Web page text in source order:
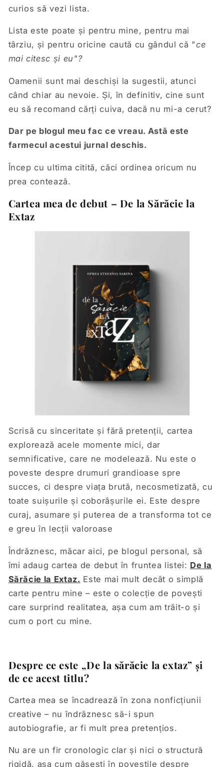
curios să vezi lista.
Lista este poate și pentru mine, pentru mai
târziu, și pentru oricine caută cu gândul că "ce
mai citesc și eu"?
Oamenii sunt mai deschiși la sugestii, atunci
când chiar au nevoie. Și, în definitiv, cine sunt
eu să recomand cărți cuiva, dacă nu mi-a cerut?
Dar pe blogul meu fac ce vreau. Astă este
farmecul acestui jurnal deschis.
Încep cu ultima citită, căci ordinea oricum nu
prea contează.
Cartea mea de debut – De la Sărăcie la
Extaz
Scrisă cu sinceritate și fără pretenții, cartea
explorează acele momente mici, dar
semnificative, care ne modelează. Nu este o
poveste despre drumuri grandioase spre
succes, ci despre viața brută, necosmetizată, cu
toate suișurile și coborâșurile ei. Este despre
curaj, asumare și puterea de a transforma tot ce
e greu în lecții valoroase
Îndrăznesc, măcar aici, pe blogul personal, să
îmi adaug cartea de debut în fruntea listei: De la
Sărăcie la Extaz. Este mai mult decât o simplă
carte pentru mine – este o colecție de povești
care surprind realitatea, așa cum am trăit-o și
cum o port cu mine.
Despre ce este „De la sărăcie la extaz” și
de ce acest titlu?
Cartea mea se încadrează în zona nonficțiunii
creative – nu îndrăznesc să-i spun
autobiografie, ar fi mult prea pretențios.
Nu are un fir cronologic clar și nici o structură
rigidă, așa cum găsești în poveștile despre